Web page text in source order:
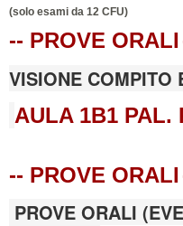
(solo esami da 12 CFU)
-- PROVE ORALI
VISIONE COMPITO
AULA 1B1 PAL.
-- PROVE ORALI
PROVE ORALI